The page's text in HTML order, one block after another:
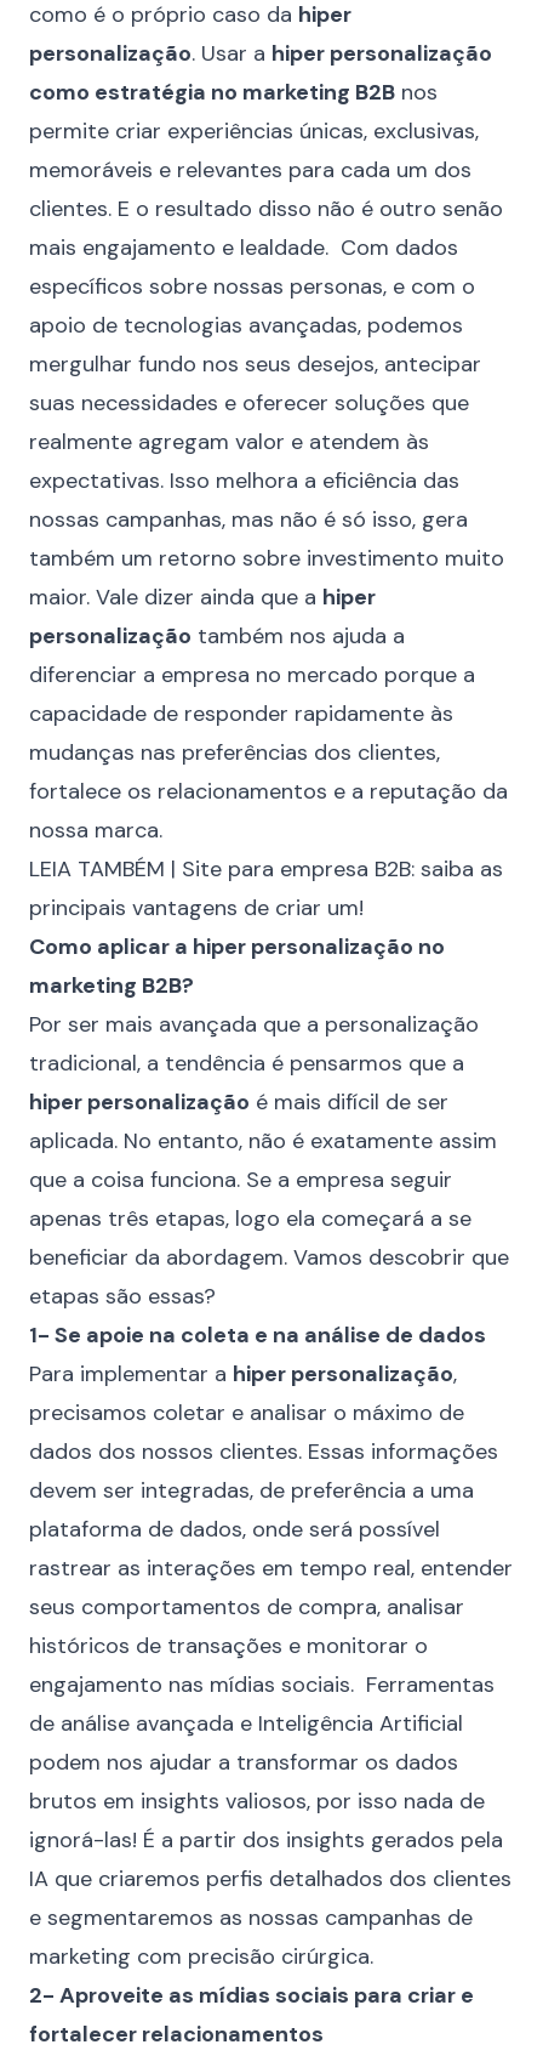
como é o próprio caso da hiper
personalização. Usar a hiper personalização
como estratégia no marketing B2B nos
permite criar experiências únicas, exclusivas,
memoráveis e relevantes para cada um dos
clientes. E o resultado disso não é outro senão
mais engajamento e lealdade. Com dados
específicos sobre nossas personas, e com o
apoio de tecnologias avançadas, podemos
mergulhar fundo nos seus desejos, antecipar
suas necessidades e oferecer soluções que
realmente agregam valor e atendem às
expectativas. Isso melhora a eficiência das
nossas campanhas, mas não é só isso, gera
também um retorno sobre investimento muito
maior. Vale dizer ainda que a hiper
personalização também nos ajuda a
diferenciar a empresa no mercado porque a
capacidade de responder rapidamente às
mudanças nas preferências dos clientes,
fortalece os relacionamentos e a reputação da
nossa marca.
LEIA TAMBÉM | Site para empresa B2B: saiba as
principais vantagens de criar um!
Como aplicar a hiper personalização no
marketing B2B?
Por ser mais avançada que a personalização
tradicional, a tendência é pensarmos que a
hiper personalização é mais difícil de ser
aplicada. No entanto, não é exatamente assim
que a coisa funciona. Se a empresa seguir
apenas três etapas, logo ela começará a se
beneficiar da abordagem. Vamos descobrir que
etapas são essas?
1- Se apoie na coleta e na análise de dados
Para implementar a hiper personalização,
precisamos coletar e analisar o máximo de
dados dos nossos clientes. Essas informações
devem ser integradas, de preferência a uma
plataforma de dados, onde será possível
rastrear as interações em tempo real, entender
seus comportamentos de compra, analisar
históricos de transações e monitorar o
engajamento nas mídias sociais. Ferramentas
de análise avançada e Inteligência Artificial
podem nos ajudar a transformar os dados
brutos em insights valiosos, por isso nada de
ignorá-las! É a partir dos insights gerados pela
IA que criaremos perfis detalhados dos clientes
e segmentaremos as nossas campanhas de
marketing com precisão cirúrgica.
2- Aproveite as mídias sociais para criar e
fortalecer relacionamentos